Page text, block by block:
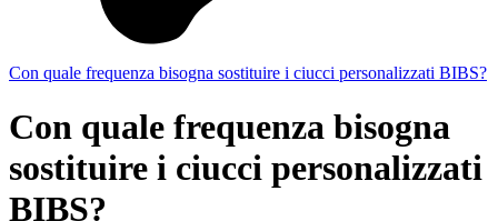
Con quale frequenza bisogna sostituire i ciucci personalizzati BIBS?
Con quale frequenza bisogna
sostituire i ciucci personalizzati
BIBS?